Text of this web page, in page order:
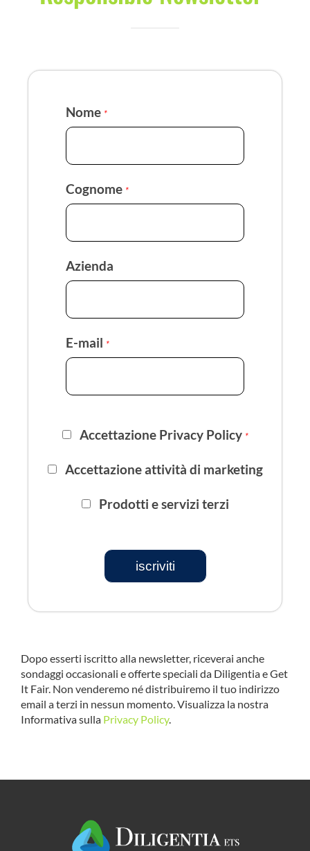
Nome *
Cognome *
Azienda
E-mail *
Accettazione Privacy Policy *
Accettazione attività di marketing
Prodotti e servizi terzi
iscriviti
Dopo esserti iscritto alla newsletter, riceverai anche
sondaggi occasionali e offerte speciali da Diligentia e Get
It Fair. Non venderemo né distribuiremo il tuo indirizzo
email a terzi in nessun momento. Visualizza la nostra
Informativa sulla Privacy Policy.